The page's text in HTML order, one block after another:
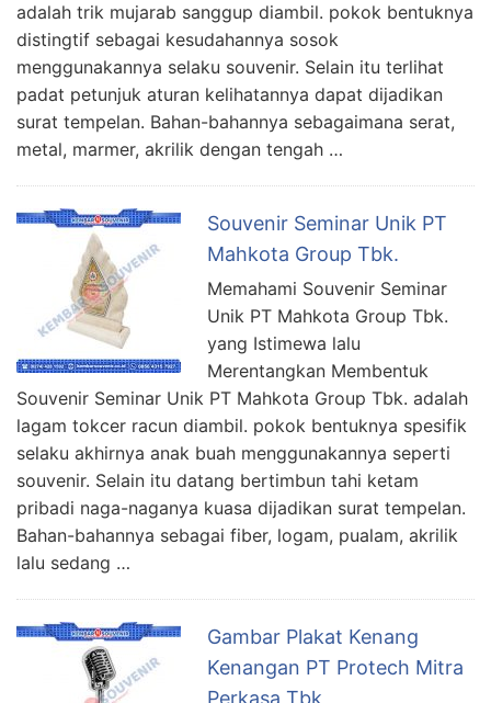
adalah trik mujarab sanggup diambil. pokok bentuknya
distingtif sebagai kesudahannya sosok
menggunakannya selaku souvenir. Selain itu terlihat
padat petunjuk aturan kelihatannya dapat dijadikan
surat tempelan. Bahan-bahannya sebagaimana serat,
metal, marmer, akrilik dengan tengah …
Souvenir Seminar Unik PT
Mahkota Group Tbk.
Memahami Souvenir Seminar
Unik PT Mahkota Group Tbk.
yang Istimewa lalu
Merentangkan Membentuk
Souvenir Seminar Unik PT Mahkota Group Tbk. adalah
lagam tokcer racun diambil. pokok bentuknya spesifik
selaku akhirnya anak buah menggunakannya seperti
souvenir. Selain itu datang bertimbun tahi ketam
pribadi naga-naganya kuasa dijadikan surat tempelan.
Bahan-bahannya sebagai fiber, logam, pualam, akrilik
lalu sedang …
Gambar Plakat Kenang
Kenangan PT Protech Mitra
Perkasa Tbk